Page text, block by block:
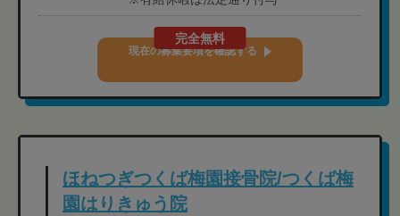
完全無料
現在の募集要項を確認する
ほねつぎつくば梅園接骨院/つくば梅
園はりきゅう院